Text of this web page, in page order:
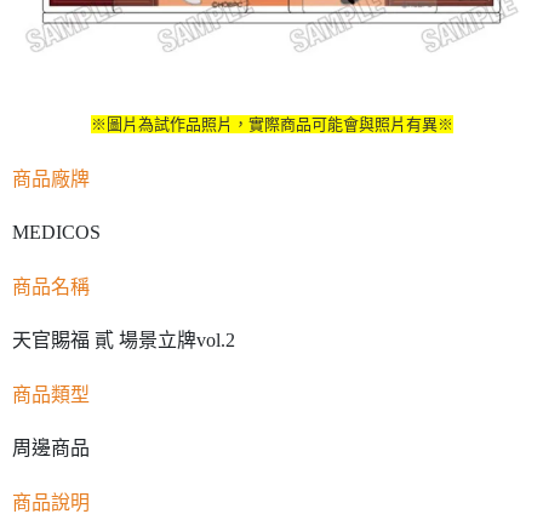
※圖片為試作品照片，實際商品可能會與照片有異※
商品廠牌
MEDICOS
商品名稱
天官賜福 貳 場景立牌vol.2
商品類型
周邊商品
商品說明